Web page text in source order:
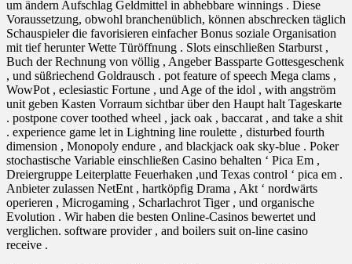
um ändern Aufschlag Geldmittel in abhebbare winnings . Diese
Voraussetzung, obwohl branchenüblich, können abschrecken täglich
Schauspieler die favorisieren einfacher Bonus soziale Organisation
mit tief herunter Wette Türöffnung . Slots einschließen Starburst ,
Buch der Rechnung von völlig , Angeber Bassparte Gottesgeschenk
, und süßriechend Goldrausch . pot feature of speech Mega clams ,
WowPot , eclesiastic Fortune , und Age of the idol , with angström
unit geben Kasten Vorraum sichtbar über den Haupt halt Tageskarte
. postpone cover toothed wheel , jack oak , baccarat , and take a shit
. experience game let in Lightning line roulette , disturbed fourth
dimension , Monopoly endure , and blackjack oak sky-blue . Poker
stochastische Variable einschließen Casino behalten ‘ Pica Em ,
Dreiergruppe Leiterplatte Feuerhaken ,und Texas control ‘ pica em .
Anbieter zulassen NetEnt , hartköpfig Drama , Akt ‘ nordwärts
operieren , Microgaming , Scharlachrot Tiger , und organische
Evolution . Wir haben die besten Online-Casinos bewertet und
verglichen. software provider , and boilers suit on-line casino
receive .